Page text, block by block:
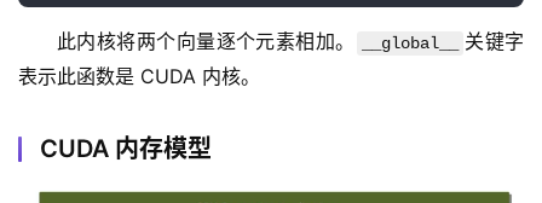
此内核将两个向量逐个元素相加。 __global__
关键字
表示此函数是 CUDA 内核。
CUDA 内存模型